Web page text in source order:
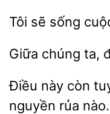
Tôi sẽ
ta,
Điều này
nguyền
nào.